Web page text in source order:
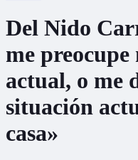
Del Nido
me
actual, o me
situación
casa»